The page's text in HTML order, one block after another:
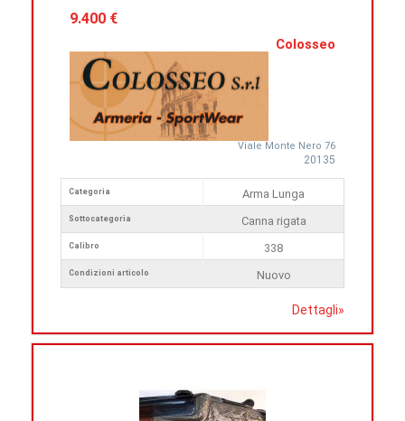
9.400 €
Colosseo
Viale Monte Nero 76
20135
Categoria
Sottocategoria
Calibro
Condizioni articolo
Arma Lunga
Canna rigata
338
Nuovo
Dettagli»